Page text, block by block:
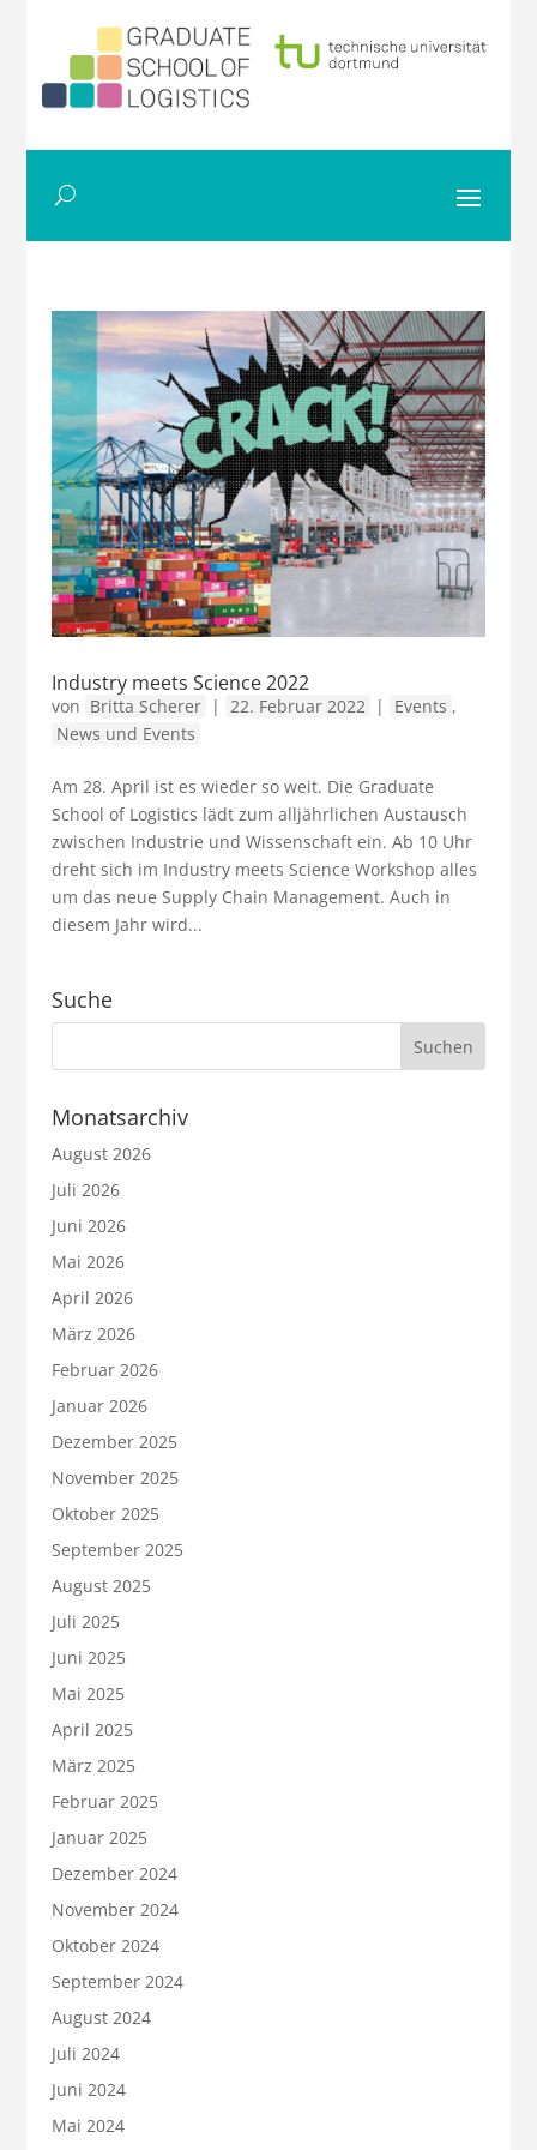
Industry meets Science 2022
von Britta Scherer | 22. Februar 2022 | Events ,
News und Events
Am 28. April ist es wieder so weit. Die Graduate
School of Logistics lädt zum alljährlichen Austausch
zwischen Industrie und Wissenschaft ein. Ab 10 Uhr
dreht sich im Industry meets Science Workshop alles
um das neue Supply Chain Management. Auch in
diesem Jahr wird...
Suche
Monatsarchiv
August 2026
Juli 2026
Juni 2026
Mai 2026
April 2026
März 2026
Februar 2026
Januar 2026
Dezember 2025
November 2025
Oktober 2025
September 2025
August 2025
Juli 2025
Juni 2025
Mai 2025
April 2025
März 2025
Februar 2025
Januar 2025
Dezember 2024
November 2024
Oktober 2024
September 2024
August 2024
Juli 2024
Juni 2024
Mai 2024